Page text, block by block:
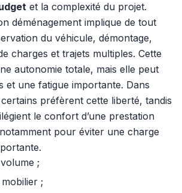
et la complexité du projet.
déménagement implique de tout
du véhicule, démontage,
charges et trajets multiples. Cette
autonomie totale, mais elle peut
et une fatigue importante. Dans
préfèrent cette liberté, tandis
le confort d’une prestation
pour éviter une charge
;
;